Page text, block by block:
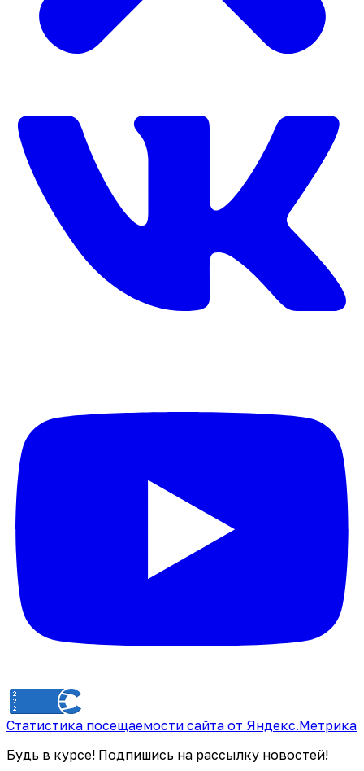
Статистика посещаемости сайта от Яндекс.Метрика
Будь в курсе! Подпишись на рассылку новостей!